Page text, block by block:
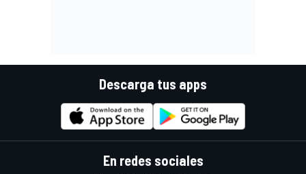
Descarga tus apps
En redes sociales